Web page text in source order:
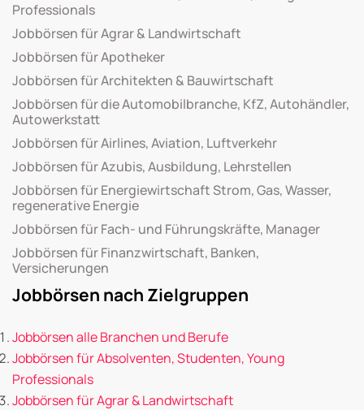
Professionals
Jobbörsen für Agrar & Landwirtschaft
Jobbörsen für Apotheker
Jobbörsen für Architekten & Bauwirtschaft
Jobbörsen für die Automobilbranche, KfZ, Autohändler,
Autowerkstatt
Jobbörsen für Airlines, Aviation, Luftverkehr
Jobbörsen für Azubis, Ausbildung, Lehrstellen
Jobbörsen für Energiewirtschaft Strom, Gas, Wasser,
regenerative Energie
Jobbörsen für Fach- und Führungskräfte, Manager
Jobbörsen für Finanzwirtschaft, Banken,
Versicherungen
Jobbörsen nach Zielgruppen
Jobbörsen alle Branchen und Berufe
Jobbörsen für Absolventen, Studenten, Young
Professionals
Jobbörsen für Agrar & Landwirtschaft